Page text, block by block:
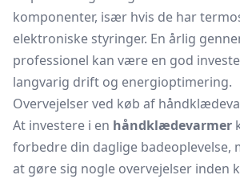
komponenter, især hvis de har
elektroniske styringer. En årlig
professionel kan være en god
langvarig drift og energioptimering.
Overvejelser ved køb af
At investere i en håndklædevarmer
forbedre din daglige badeoplevelse,
at gøre sig nogle overvejelser inden